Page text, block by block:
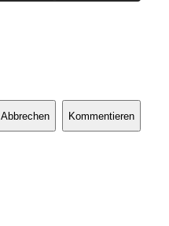
Abbrechen Kommentieren